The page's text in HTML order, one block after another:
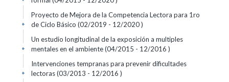
Proyecto de Mejora de la Competencia Lectora para 1ro
de Ciclo Básico (02/2019 - 12/2020 )
+
Un estudio longitudinal de la exposición a multiples
mentales en el ambiente (04/2015 - 12/2016 )
+
Intervenciones tempranas para prevenir dificultades
lectoras (03/2013 - 12/2016 )
+